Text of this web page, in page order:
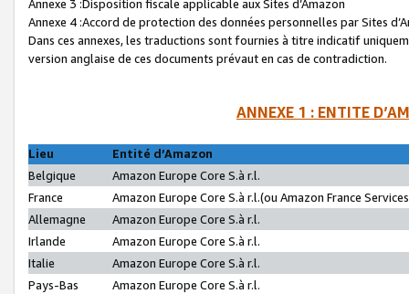
Annexe 3 :Disposition fiscale applicable aux Sites d’Amazon
Annexe 4 :Accord de protection des données personnelles par Sites
Dans ces annexes, les traductions sont fournies à titre indicatif
version anglaise de ces documents prévaut en cas de contradiction.
ANNEXE 1 : ENTITE
Lieu
Entité d’Amazon
Belgique
Amazon Europe Core S.à r.l.
France
Amazon Europe Core S.à r.l.(ou Amazon France
Allemagne
Amazon Europe Core S.à r.l.
Irlande
Amazon Europe Core S.à r.l.
Italie
Amazon Europe Core S.à r.l.
Pays-Bas
Amazon Europe Core S.à r.l.